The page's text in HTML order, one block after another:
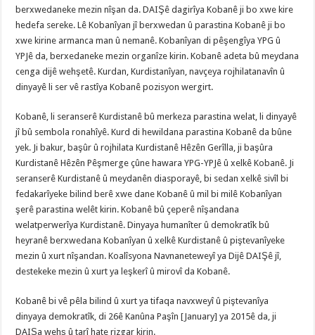
berxwedaneke mezin nîşan da. DAIŞê dagirîya Kobanê ji bo xwe kire
hedefa sereke. Lê Kobanîyan jî berxwedan û parastina Kobanê ji bo
xwe kirine armanca man û nemanê. Kobanîyan di pêşengîya YPG û
YPJê da, berxedaneke mezin organîze kirin. Kobanê adeta bû meydana
cenga dijê wehşetê. Kurdan, Kurdistanîyan, navçeya rojhilatanavîn û
dinyayê li ser vê rastîya Kobanê pozisyon wergirt.
Kobanê, li seranserê Kurdistanê bû merkeza parastina welat, li dinyayê
jî bû sembola ronahîyê. Kurd di hewildana parastina Kobanê da bûne
yek. Ji bakur, başûr û rojhilata Kurdistanê Hêzên Gerîlla, ji başûra
Kurdistanê Hêzên Pêşmerge çûne hawara YPG-YPJê û xelkê Kobanê. Ji
seranserê Kurdistanê û meydanên diasporayê, bi sedan xelkê sivîl bi
fedakarîyeke bilind berê xwe dane Kobanê û mil bi milê Kobanîyan
şerê parastina welêt kirin. Kobanê bû çeperê nîşandana
welatperwerîya Kurdistanê. Dinyaya humanîter û demokratîk bû
heyranê berxwedana Kobanîyan û xelkê Kurdistanê û piştevanîyeke
mezin û xurt nîşandan. Koalîsyona Navnaneteweyî ya Dijê DAIŞê jî,
destekeke mezin û xurt ya leşkerî û mirovî da Kobanê.
Kobanê bi vê pêla bilind û xurt ya tifaqa navxweyî û piştevanîya
dinyaya demokratîk, di 26ê Kanûna Paşîn [January] ya 2015ê da, ji
DAIŞa wehş û tarî hate rizgar kirin.